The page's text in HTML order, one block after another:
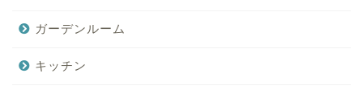
ガーデンルーム
キッチン